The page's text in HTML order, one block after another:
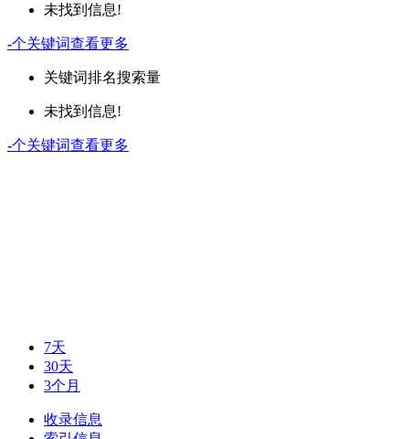
未找到信息!
-个关键词查看更多
关键词排名搜索量
未找到信息!
-个关键词查看更多
7天
30天
3个月
收录信息